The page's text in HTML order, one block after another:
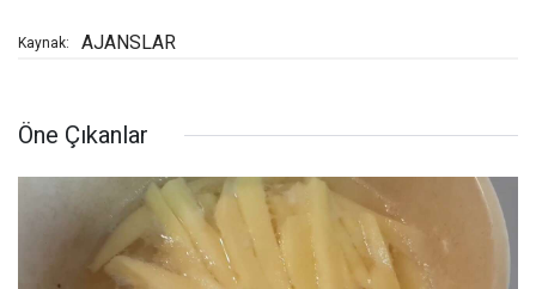
Kaynak: AJANSLAR
Öne Çıkanlar